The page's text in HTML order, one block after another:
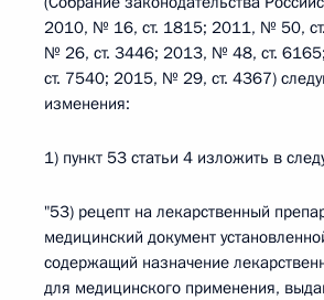
2010, № 16, ст. 1815; 2011, № 50,
№ 26, ст. 3446; 2013, № 48, ст.
ст. 7540; 2015, № 29, ст. 4367)
изменения:
1) пункт 53 статьи 4 изложить в
"53) рецепт на лекарственный
медицинский документ
содержащий назначение
для медицинского применения,